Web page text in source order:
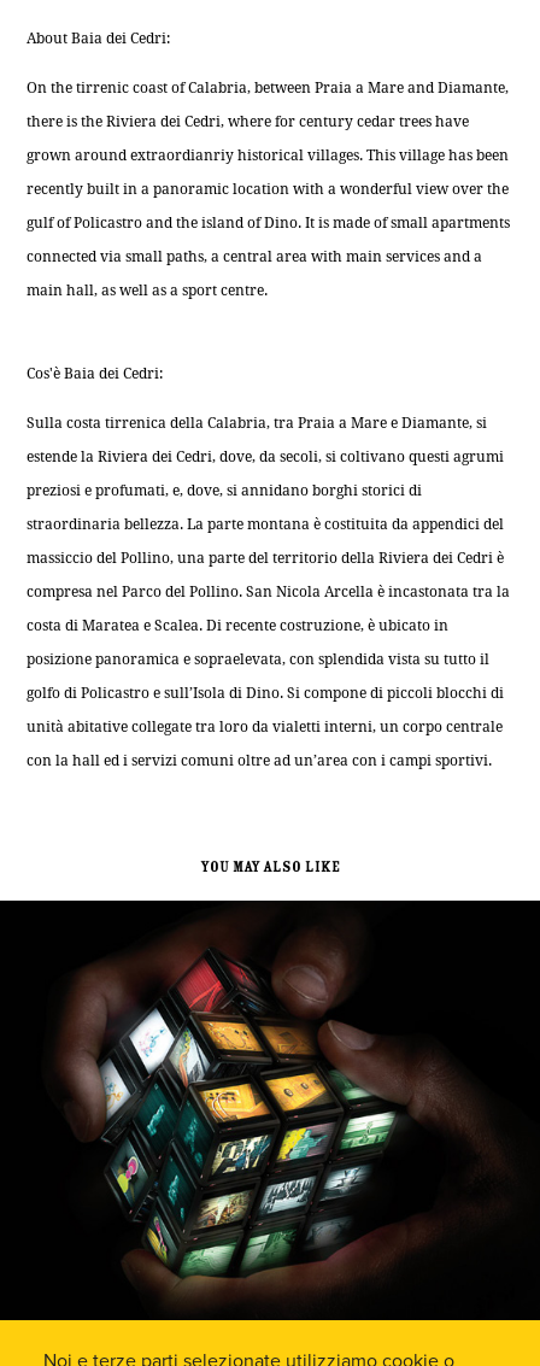
About Baia dei Cedri:
On the tirrenic coast of Calabria, between Praia a Mare and Diamante,
there is the Riviera dei Cedri, where for century cedar trees have
grown around extraordianriy historical villages. This village has been
recently built in a panoramic location with a wonderful view over the
gulf of Policastro and the island of Dino. It is made of small apartments
connected via small paths, a central area with main services and a
main hall, as well as a sport centre.
Cos'è Baia dei Cedri:
Sulla costa tirrenica della Calabria, tra Praia a Mare e Diamante, si
estende la Riviera dei Cedri, dove, da secoli, si coltivano questi agrumi
preziosi e profumati, e, dove, si annidano borghi storici di
straordinaria bellezza. La parte montana è costituita da appendici del
massiccio del Pollino, una parte del territorio della Riviera dei Cedri è
compresa nel Parco del Pollino. San Nicola Arcella è incastonata tra la
costa di Maratea e Scalea. Di recente costruzione, è ubicato in
posizione panoramica e sopraelevata, con splendida vista su tutto il
golfo di Policastro e sull’Isola di Dino. Si compone di piccoli blocchi di
unità abitative collegate tra loro da vialetti interni, un corpo centrale
con la hall ed i servizi comuni oltre ad un’area con i campi sportivi.
You may also like
Viedram FeFèstival 2011 // Event format
2011
Noi e terze parti selezionate utilizziamo cookie o